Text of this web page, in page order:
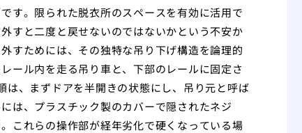
す。限られた脱衣所のスペースを有効に活用で
すと二度と戻せないのではないかという不安か
すためには、その独特な吊り下げ構造を論理的
ール内を走る吊り車と、下部のレールに固定さ
、まずドアを半開きの状態にし、吊り元と呼ば
は、プラスチック製のカバーで隠されたネジ
これらの操作部が経年劣化で硬くなっている場